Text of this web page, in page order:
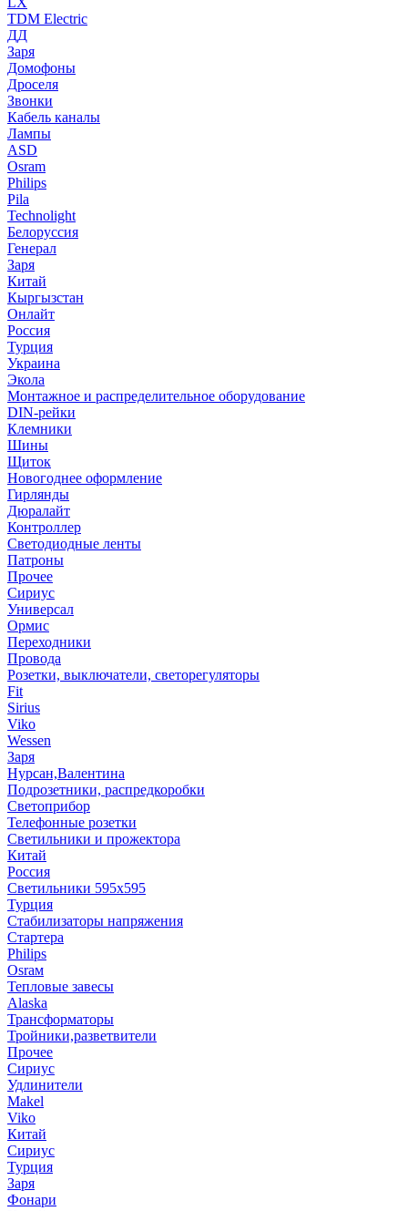
TDM Electric
ДД
Заря
Домофоны
Дроселя
Звонки
Кабель каналы
Лампы
ASD
Osram
Philips
Pila
Technolight
Белоруссия
Генерал
Заря
Китай
Кыргызстан
Онлайт
Россия
Турция
Украина
Экола
Монтажное и распределительное оборудование
DIN-рейки
Клемники
Шины
Щиток
Новогоднее оформление
Гирлянды
Дюралайт
Контроллер
Светодиодные ленты
Патроны
Прочее
Сириус
Универсал
Ормис
Переходники
Провода
Розетки, выключатели, светорегуляторы
Fit
Sirius
Viko
Wessen
Заря
Нурсан,Валентина
Подрозетники, распредкоробки
Светоприбор
Телефонные розетки
Светильники и прожектора
Китай
Россия
Светильники 595х595
Турция
Стабилизаторы напряжения
Стартера
Philips
Оsrам
Тепловые завесы
Alaska
Трансформаторы
Тройники,разветвители
Прочее
Сириус
Удлинители
Makel
Viko
Китай
Сириус
Турция
Заря
Фонари